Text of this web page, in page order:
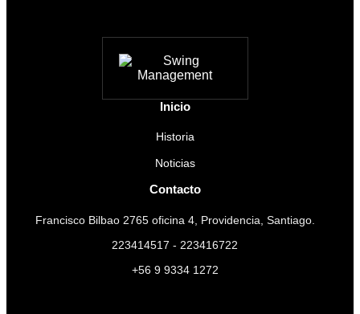
Inicio
Historia
Noticias
Contacto
Francisco Bilbao 2765 oficina 4, Providencia, Santiago.
223414517 - 223416722
+56 9 9334 1272